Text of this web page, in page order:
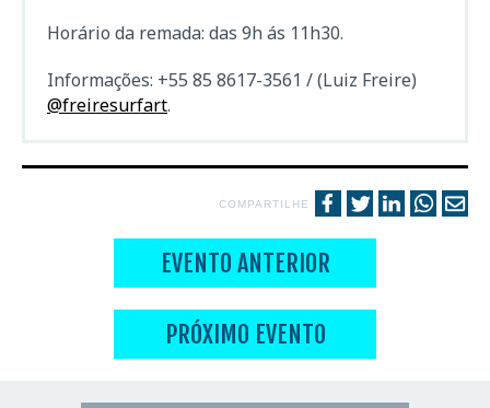
Horário da remada: das 9h ás 11h30.
Informações: +55 85 8617-3561 / (Luiz Freire)
@freiresurfart.
COMPARTILHE
EVENTO ANTERIOR
PRÓXIMO EVENTO